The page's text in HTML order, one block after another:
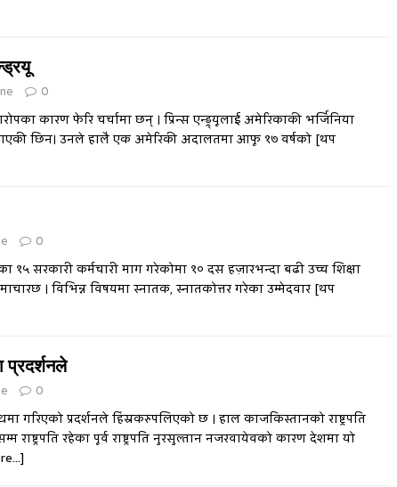
0
कारण फेरि चर्चामा छन् । प्रिन्स एन्ड्र्यूलाई अमेरिकाकी भर्जिनिया
छिन। उनले हालै एक अमेरिकी अदालतमा आफू १७ वर्षको [थप
0
१५ सरकारी कर्मचारी माग गरेकोमा १० दस हज़ारभन्दा बढी उच्च शिक्षा
। विभिन्न विषयमा स्नातक, स्नातकोत्तर गरेका उम्मेदवार [थप
प्रदर्शनले
0
गरिएको प्रदर्शनले हिंस्रकरुपलिएको छ । हाल काजकिस्तानको राष्ट्रपति
राष्ट्रपति रहेका पूर्व राष्ट्रपति नुरसुल्तान नजरवायेवको कारण देशमा यो